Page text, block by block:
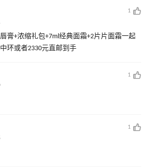
1
膏+浓缩礼包+7ml经典面霜+2片片面霜一起
环或者2330元直邮到手
1
1